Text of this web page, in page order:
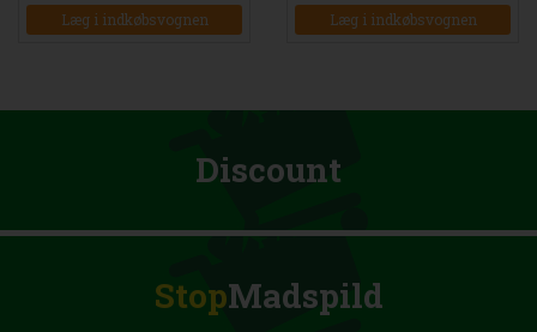
Læg i indkøbsvognen Læg i indkøbsvognen
Discount
StopMadspild